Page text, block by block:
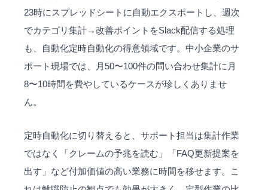
23時にスプレッドシートに自動エクスポートし、週次
でカテゴリ集計→改善ポイントをSlack配信する処理
も、自動化定時自動化の得意領域です。中小企業のサ
ポート現場では、月50〜100件の問い合わせ集計に月
8〜10時間を費やしているケースが珍しくありませ
ん。
定時自動化に切り替えると、サポート担当は集計作業
ではなく「クレームの予兆を読む」「FAQ更新提案を
出す」など付加価値の高い業務に時間を移せます。こ